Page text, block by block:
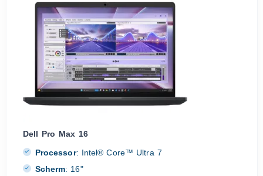
Dell Pro Max 16
Processor: Intel® Core™ Ultra 7
Scherm: 16"